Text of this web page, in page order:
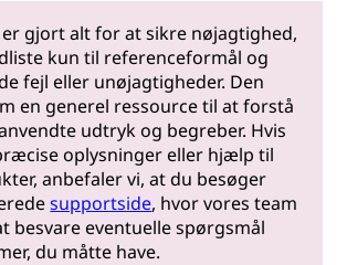
er gjort alt for at sikre nøjagtighed,
kun til referenceformål og
fejl eller unøjagtigheder. Den
en generel ressource til at forstå
udtryk og begreber. Hvis
oplysninger eller hjælp til
anbefaler vi, at du besøger
supportside, hvor vores team
besvare eventuelle spørgsmål
du måtte have.